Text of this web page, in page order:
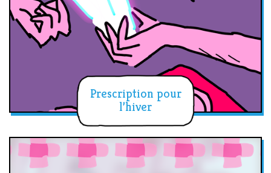
Prescription pour
l’hiver